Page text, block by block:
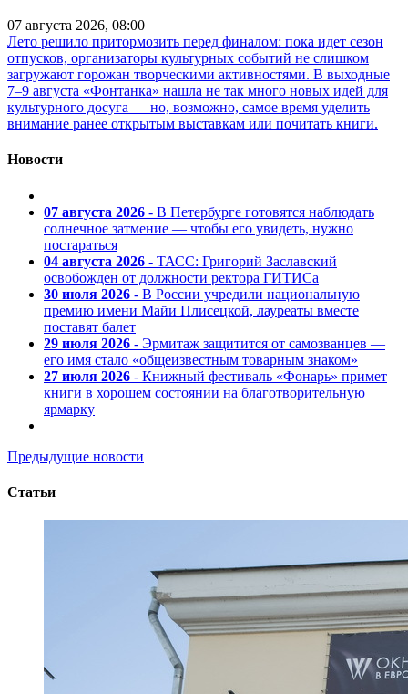
07 августа 2026, 08:00
Лето решило притормозить перед финалом: пока идет сезон
отпусков, организаторы культурных событий не слишком
загружают горожан творческими активностями. В выходные
7–9 августа «Фонтанка» нашла не так много новых идей для
культурного досуга — но, возможно, самое время уделить
внимание ранее открытым выставкам или почитать книги.
Новости
07 августа 2026 - В Петербурге готовятся наблюдать
солнечное затмение — чтобы его увидеть, нужно
постараться
04 августа 2026 - ТАСС: Григорий Заславский
освобожден от должности ректора ГИТИСа
30 июля 2026 - В России учредили национальную
премию имени Майи Плисецкой, лауреаты вместе
поставят балет
29 июля 2026 - Эрмитаж защитится от самозванцев —
его имя стало «общеизвестным товарным знаком»
27 июля 2026 - Книжный фестиваль «Фонарь» примет
книги в хорошем состоянии на благотворительную
ярмарку
Предыдущие новости
Статьи